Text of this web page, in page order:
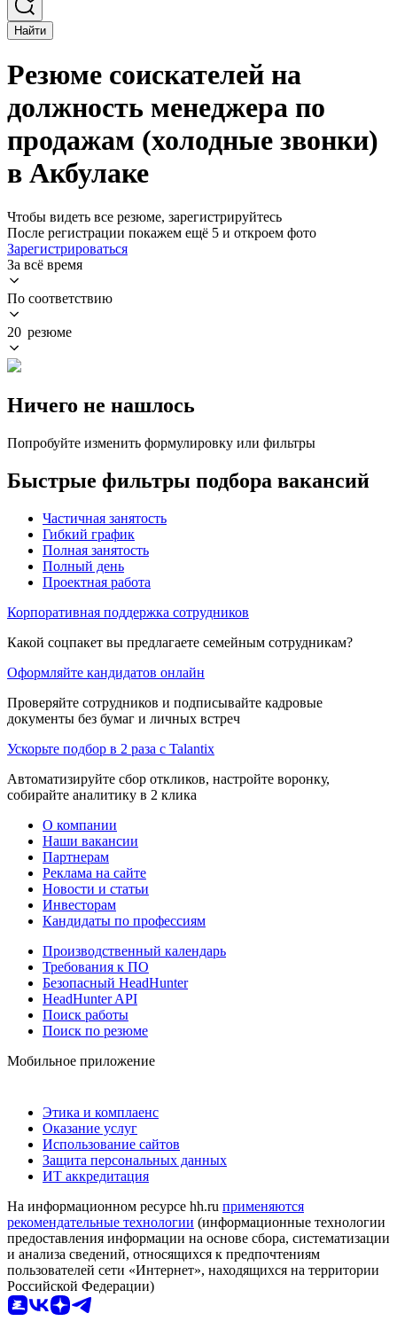
Найти
Резюме соискателей на
должность менеджера по
продажам (холодные звонки)
в Акбулаке
Чтобы видеть все резюме, зарегистрируйтесь
После регистрации покажем ещё 5 и откроем фото
Зарегистрироваться
За всё время
По соответствию
20 резюме
Ничего не нашлось
Попробуйте изменить формулировку или фильтры
Быстрые фильтры подбора вакансий
Частичная занятость
Гибкий график
Полная занятость
Полный день
Проектная работа
Корпоративная поддержка сотрудников
Какой соцпакет вы предлагаете семейным сотрудникам?
Оформляйте кандидатов онлайн
Проверяйте сотрудников и подписывайте кадровые
документы без бумаг и личных встреч
Ускорьте подбор в 2 раза с Talantix
Автоматизируйте сбор откликов, настройте воронку,
собирайте аналитику в 2 клика
О компании
Наши вакансии
Партнерам
Реклама на сайте
Новости и статьи
Инвесторам
Кандидаты по профессиям
Производственный календарь
Требования к ПО
Безопасный HeadHunter
HeadHunter API
Поиск работы
Поиск по резюме
Мобильное приложение
Этика и комплаенс
Оказание услуг
Использование сайтов
Защита персональных данных
ИТ аккредитация
На информационном ресурсе hh.ru применяются
рекомендательные технологии (информационные технологии
предоставления информации на основе сбора, систематизации
и анализа сведений, относящихся к предпочтениям
пользователей сети «Интернет», находящихся на территории
Российской Федерации)